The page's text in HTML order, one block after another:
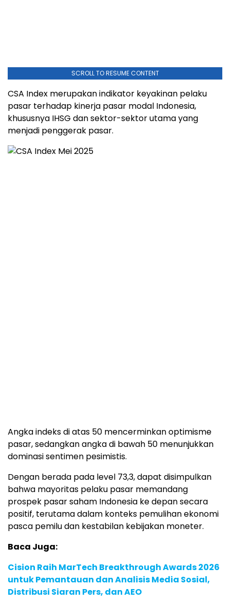
SCROLL TO RESUME CONTENT
CSA Index merupakanindikator keyakinan pelaku
pasar terhadap kinerja pasar modal Indonesia,
khususnya IHSG dansektor-sektorutamayang
menjadi penggerak pasar.
Angkaindeksdiatas 50 mencerminkanoptimisme
pasar,sedangkanangkadi bawah 50 menunjukkan
dominasisentimen pesimistis.
Dengan berada pada level 73,3,dapat disimpulkan
bahwa mayoritas pelaku pasar memandang
prospek pasarsaham Indonesia kedepansecara
positif, terutamadalam konteks pemulihanekonomi
pasca pemiludan kestabilan kebijakan moneter.
Baca Juga:
Cision Raih MarTech Breakthrough Awards 2026
untuk Pemantauan dan Analisis Media Sosial,
Distribusi Siaran Pers, dan AEO